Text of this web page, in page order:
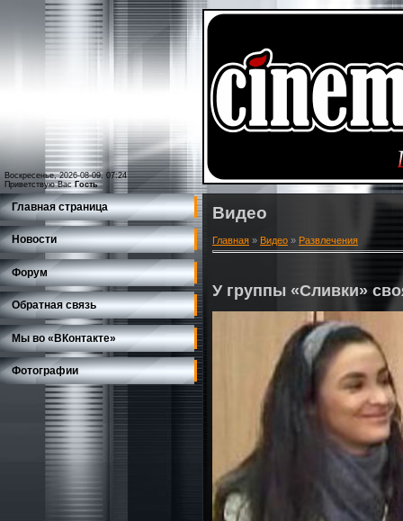
Воскресенье, 2026-08-09, 07:24
Приветствую Вас Гость
Главная страница
Новости
Форум
Обратная связь
Мы во «ВКонтакте»
Фотографии
Видео
Главная » Видео » Развлечения
У группы «Сливки»